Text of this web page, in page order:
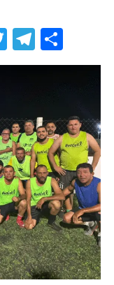
T
w
r
T
el
r
a
m
h